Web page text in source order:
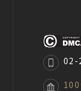
02-